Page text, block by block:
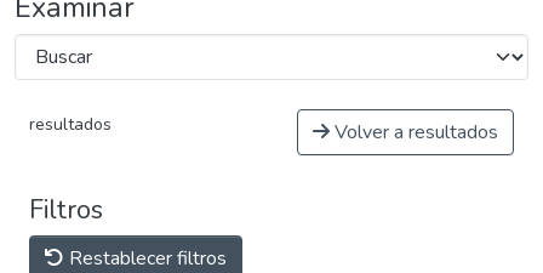
resultados Volver a resultados
Filtros
Restablecer filtros